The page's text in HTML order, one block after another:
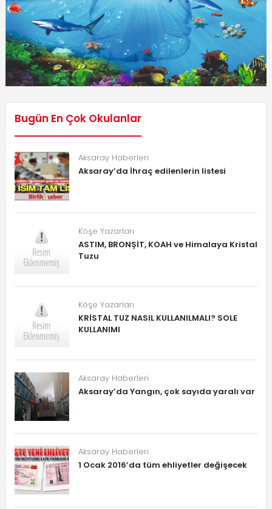
Bugün En Çok Okulanlar
Aksaray Haberleri
Aksaray’da İhraç edilenlerin listesi
Köşe Yazarları
ASTIM, BRONŞİT, KOAH ve Himalaya Kristal
Tuzu
Köşe Yazarları
KRİSTAL TUZ NASIL KULLANILMALI? SOLE
KULLANIMI
Aksaray Haberleri
Aksaray’da Yangın, çok sayıda yaralı var
Aksaray Haberleri
1 Ocak 2016’da tüm ehliyetler değişecek